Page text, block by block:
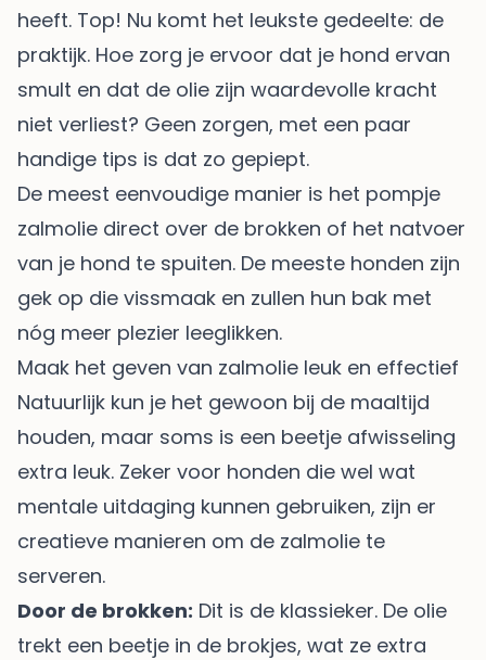
heeft. Top! Nu komt het leukste gedeelte: de
praktijk. Hoe zorg je ervoor dat je hond ervan
smult en dat de olie zijn waardevolle kracht
niet verliest? Geen zorgen, met een paar
handige tips is dat zo gepiept.
De meest eenvoudige manier is het pompje
zalmolie direct over de brokken of het natvoer
van je hond te spuiten. De meeste honden zijn
gek op die vissmaak en zullen hun bak met
nóg meer plezier leeglikken.
Maak het geven van zalmolie leuk en effectief
Natuurlijk kun je het gewoon bij de maaltijd
houden, maar soms is een beetje afwisseling
extra leuk. Zeker voor honden die wel wat
mentale uitdaging kunnen gebruiken, zijn er
creatieve manieren om de zalmolie te
serveren.
Door de brokken: Dit is de klassieker. De olie
trekt een beetje in de brokjes, wat ze extra